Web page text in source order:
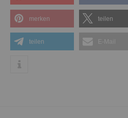
merken teilen
teilen E-Mail